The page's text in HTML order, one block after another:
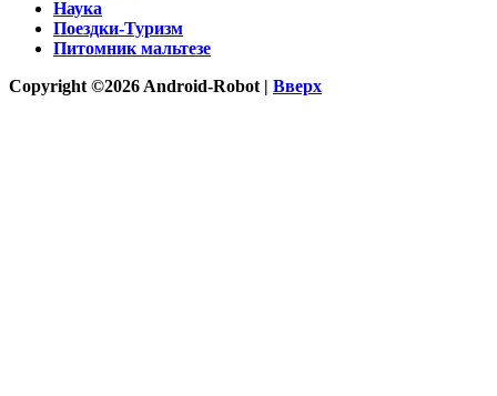
Наука
Поездки-Туризм
Питомник мальтезе
Copyright ©2026 Android-Robot | Вверх